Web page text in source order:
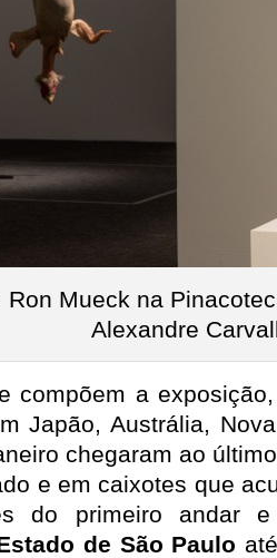
Ron Mueck na
Alexandre
compõem a
Japão, Austrália,
chegaram ao
e em caixotes que
do primeiro andar
de São Paulo